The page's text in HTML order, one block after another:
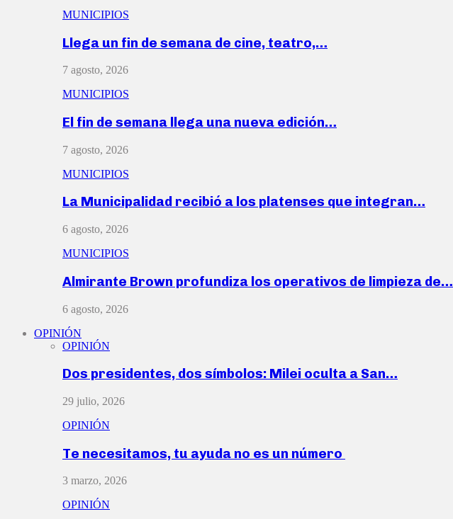
MUNICIPIOS
Llega un fin de semana de cine, teatro,…
7 agosto, 2026
MUNICIPIOS
El fin de semana llega una nueva edición…
7 agosto, 2026
MUNICIPIOS
La Municipalidad recibió a los platenses que integran…
6 agosto, 2026
MUNICIPIOS
Almirante Brown profundiza los operativos de limpieza de…
6 agosto, 2026
OPINIÓN
OPINIÓN
Dos presidentes, dos símbolos: Milei oculta a San…
29 julio, 2026
OPINIÓN
Te necesitamos, tu ayuda no es un número
3 marzo, 2026
OPINIÓN